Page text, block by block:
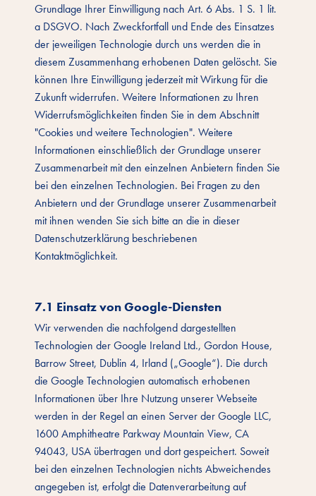
Grundlage Ihrer Einwilligung nach Art. 6 Abs. 1 S. 1 lit.
a DSGVO. Nach Zweckfortfall und Ende des Einsatzes
der jeweiligen Technologie durch uns werden die in
diesem Zusammenhang erhobenen Daten gelöscht. Sie
können Ihre Einwilligung jederzeit mit Wirkung für die
Zukunft widerrufen. Weitere Informationen zu Ihren
Widerrufsmöglichkeiten finden Sie in dem Abschnitt
"Cookies und weitere Technologien". Weitere
Informationen einschließlich der Grundlage unserer
Zusammenarbeit mit den einzelnen Anbietern finden Sie
bei den einzelnen Technologien. Bei Fragen zu den
Anbietern und der Grundlage unserer Zusammenarbeit
mit ihnen wenden Sie sich bitte an die in dieser
Datenschutzerklärung beschriebenen
Kontaktmöglichkeit.
7.1 Einsatz von Google-Diensten
Wir verwenden die nachfolgend dargestellten
Technologien der Google Ireland Ltd., Gordon House,
Barrow Street, Dublin 4, Irland („Google“). Die durch
die Google Technologien automatisch erhobenen
Informationen über Ihre Nutzung unserer Webseite
werden in der Regel an einen Server der Google LLC,
1600 Amphitheatre Parkway Mountain View, CA
94043, USA übertragen und dort gespeichert. Soweit
bei den einzelnen Technologien nichts Abweichendes
angegeben ist, erfolgt die Datenverarbeitung auf